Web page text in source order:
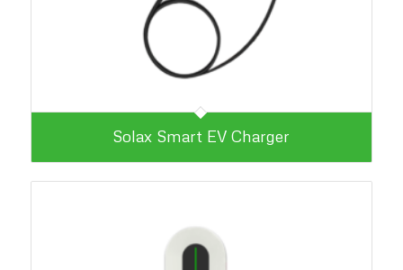
Solax Smart EV Charger